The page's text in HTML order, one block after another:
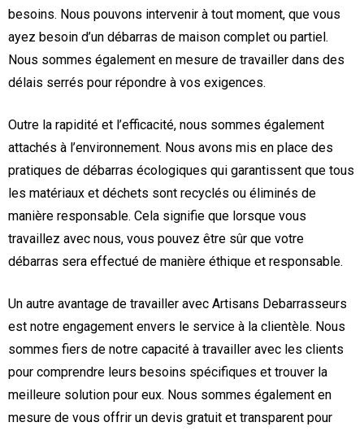
besoins. Nous pouvons intervenir à tout moment, que vous
ayez besoin d’un débarras de maison complet ou partiel.
Nous sommes également en mesure de travailler dans des
délais serrés pour répondre à vos exigences.
Outre la rapidité et l’efficacité, nous sommes également
attachés à l’environnement. Nous avons mis en place des
pratiques de débarras écologiques qui garantissent que tous
les matériaux et déchets sont recyclés ou éliminés de
manière responsable. Cela signifie que lorsque vous
travaillez avec nous, vous pouvez être sûr que votre
débarras sera effectué de manière éthique et responsable.
Un autre avantage de travailler avec Artisans Debarrasseurs
est notre engagement envers le service à la clientèle. Nous
sommes fiers de notre capacité à travailler avec les clients
pour comprendre leurs besoins spécifiques et trouver la
meilleure solution pour eux. Nous sommes également en
mesure de vous offrir un devis gratuit et transparent pour